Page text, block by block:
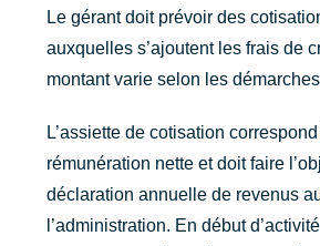
Le gérant doit prévoir des
auxquelles s’ajoutent les frais de
montant varie selon les
L’assiette de cotisation
rémunération nette et doit faire
déclaration annuelle de revenus
l’administration. En début